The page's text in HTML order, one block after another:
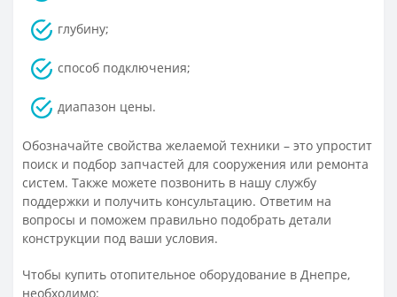
глубину;
способ подключения;
диапазон цены.
Обозначайте свойства желаемой техники – это упростит
поиск и подбор запчастей для сооружения или ремонта
систем. Также можете позвонить в нашу службу
поддержки и получить консультацию. Ответим на
вопросы и поможем правильно подобрать детали
конструкции под ваши условия.
Чтобы купить отопительное оборудование в Днепре,
необходимо: